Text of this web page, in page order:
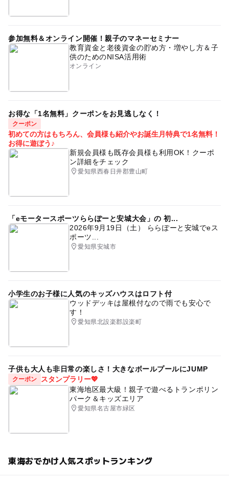
参加無料＆オンライン開催！親子のマネーセミナー
教育資金と老後資金の貯め方・増やし方＆子
供のためのNISA活用術
オンライン
お得な「1名無料」クーポンをお見逃しなく！
クーポン
初めての方はもちろん、会員様も紹介やお誕生月特典で1名無料！
お得に遊ぼう♪
新規会員様も既存会員様も利用OK！クーポ
ン詳細をチェック
愛知県西春日井郡豊山町
「eモータースポーツららぽーと安城大会」の 初...
2026年9月19日（土） ららぽーと安城でeス
ポーツ...
愛知県安城市
小学生のお子様に人気のキッズハウスはロフト付
ウッドデッキは屋根付なので雨でも安心で
す！
愛知県北設楽郡設楽町
子供も大人も非日常の楽しさ！大きなボールプールにJUMP
クーポン
スタンプラリー💖
東海地区最大級！親子で遊べるトランポリン
パーク＆キッズエリア
愛知県名古屋市緑区
東海おでかけ人気スポットランキング